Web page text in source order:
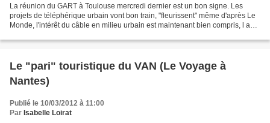
La réunion du GART à Toulouse mercredi dernier est un bon signe. Les
projets de téléphérique urbain vont bon train, "fleurissent" même d'après Le
Monde, l'intérêt du câble en milieu urbain est maintenant bien compris, l a
Le "pari" touristique du VAN (Le Voyage à
Nantes)
Publié le 10/03/2012 à 11:00
Par Isabelle Loirat